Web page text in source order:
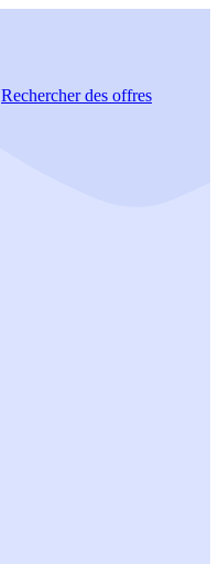
Rechercherdes offres